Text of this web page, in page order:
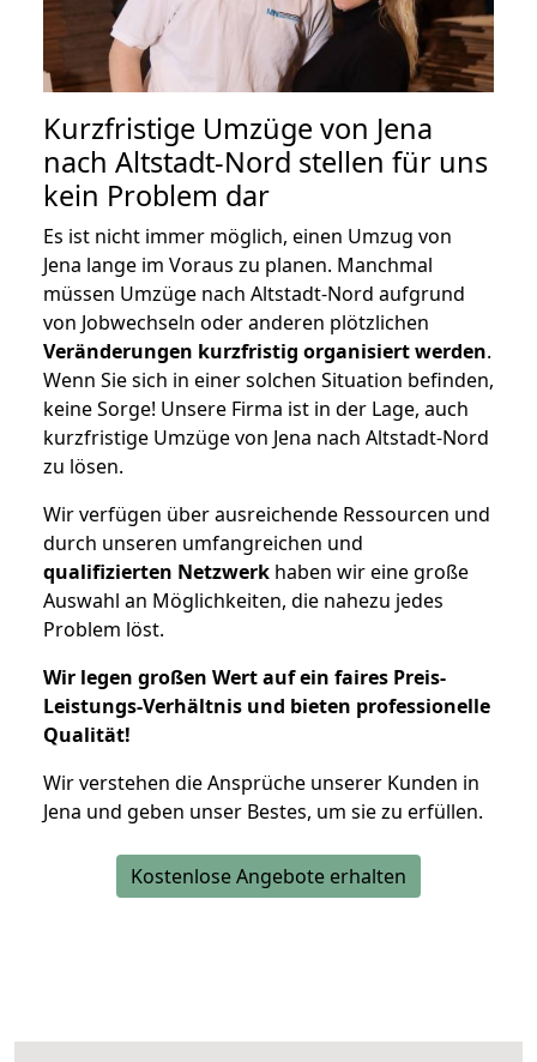
Kurzfristige Umzüge von Jena
nach Altstadt-Nord stellen für uns
kein Problem dar
Es ist nicht immer möglich, einen Umzug von
Jena lange im Voraus zu planen. Manchmal
müssen Umzüge nach Altstadt-Nord aufgrund
von Jobwechseln oder anderen plötzlichen
Veränderungen kurzfristig organisiert werden.
Wenn Sie sich in einer solchen Situation befinden,
keine Sorge! Unsere Firma ist in der Lage, auch
kurzfristige Umzüge von Jena nach Altstadt-Nord
zu lösen.
Wir verfügen über ausreichende Ressourcen und
durch unseren umfangreichen und
qualifizierten Netzwerk haben wir eine große
Auswahl an Möglichkeiten, die nahezu jedes
Problem löst.
Wir legen großen Wert auf ein faires Preis-
Leistungs-Verhältnis und bieten professionelle
Qualität!
Wir verstehen die Ansprüche unserer Kunden in
Jena und geben unser Bestes, um sie zu erfüllen.
Kostenlose Angebote erhalten